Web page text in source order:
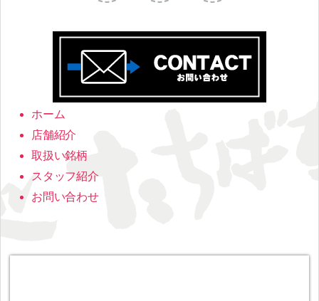
ホーム
店舗紹介
取扱い銘柄
スタッフ紹介
お問い合わせ